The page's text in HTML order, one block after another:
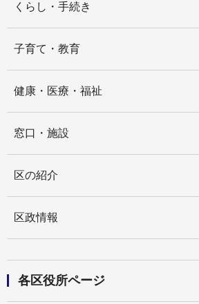
くらし・手続き
子育て・教育
健康・医療・福祉
窓口・施設
区の紹介
区政情報
各区役所ページ